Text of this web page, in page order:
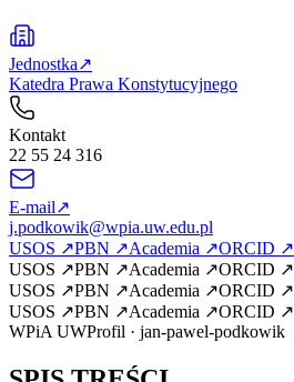
Jednostka↗
Katedra Prawa Konstytucyjnego
Kontakt
22 55 24 316
E-mail↗
j.podkowik@wpia.uw.edu.pl
USOS ↗PBN ↗Academia ↗ORCID ↗
USOS ↗PBN ↗Academia ↗ORCID ↗
USOS ↗PBN ↗Academia ↗ORCID ↗
USOS ↗PBN ↗Academia ↗ORCID ↗
WPiA UWProfil · jan-pawel-podkowik